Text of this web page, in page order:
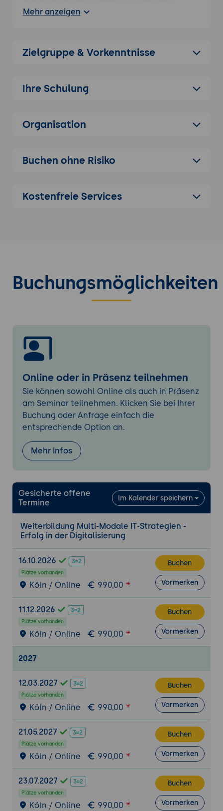
wichtig für den Erfolg eines Unternehmens?
Worauf muss man bei der Entwicklung und
Strategien achten?
tun?
Mehr anzeigen
Zielgruppe & Vorkenntnisse
Ihre Schulung
Organisation
Buchen ohne Risiko
Kostenfreie Services
Buchungsmöglichkeiten
Online oder in Präsenz teilnehmen
Sie können sowohl Online als auch in Präsenz
am Seminar teilnehmen. Klicken Sie bei Ihrer
Buchung oder Anfrage einfach die
entsprechende Option an.
Mehr Infos
Gesicherte offene
Termine
Im Kalender speichern
Weiterbildung Multi-Modale IT-Strategien -
Erfolg in der Digitalisierung
16.10.2026
Plätze vorhanden
Köln / Online 990,00
Buchen
Vormerken
11.12.2026
Plätze vorhanden
Köln / Online 990,00
Buchen
Vormerken
2027
12.03.2027
Plätze vorhanden
Köln / Online 990,00
Buchen
Vormerken
21.05.2027
Plätze vorhanden
Köln / Online 990,00
Buchen
Vormerken
23.07.2027
Plätze vorhanden
Köln / Online 990,00
Buchen
Vormerken